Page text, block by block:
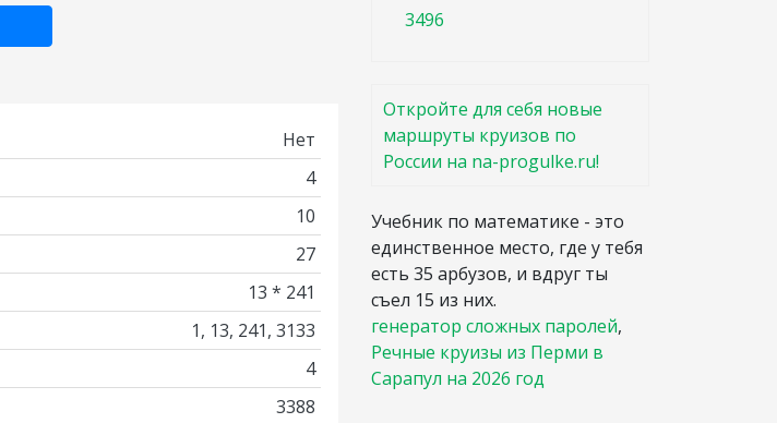
Нет
4
10
27
13 * 241
1, 13, 241, 3133
4
3388
3496
Откройте для себя новые
маршруты круизов по
России на na-progulke.ru!
Учебник по математике - это
единственное место, где у тебя
есть 35 арбузов, и вдруг ты
съел 15 из них.
генератор сложных паролей,
Речные круизы из Перми в
Сарапул на 2026 год